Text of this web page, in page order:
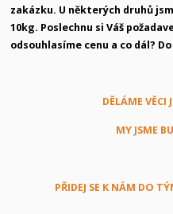
zakázku. U některých druhů
10kg. Poslechnu si Váš
odsouhlasíme cenu a co dál?
DĚLÁME VĚCI
MY JSME
PŘIDEJ SE K NÁM DO